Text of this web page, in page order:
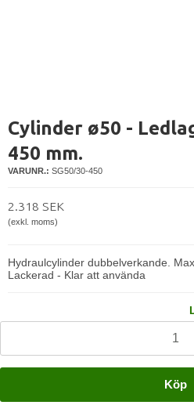
Cylinder ø50 -
450 mm.
VARUNR.: SG50/30-450
2.318 SEK
(exkl. moms)
Hydraulcylinder dubbelverkande.
Lackerad - Klar att använda
Köp